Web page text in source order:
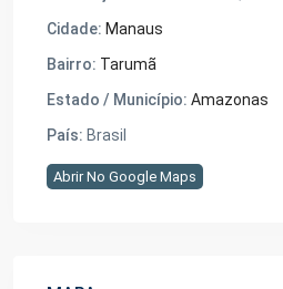
Cidade: Manaus
Bairro: Tarumã
Estado / Município: Amazonas
País: Brasil
Abrir No Google Maps